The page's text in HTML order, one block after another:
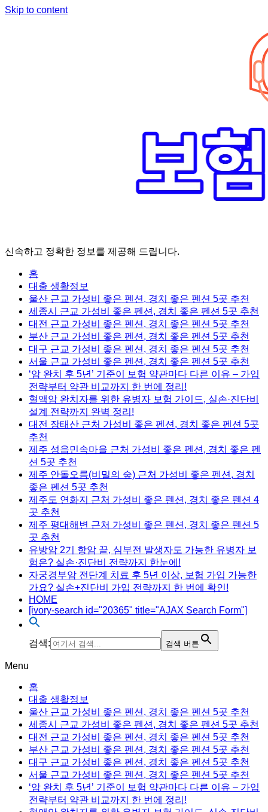
Skip to content
신속하고 정확한 정보를 제공해 드립니다.
홈
대출 생활정보
울산 근교 가성비 좋은 펜션, 경치 좋은 펜션 5곳 추천
세종시 근교 가성비 좋은 펜션, 경치 좋은 펜션 5곳 추천
대전 근교 가성비 좋은 펜션, 경치 좋은 펜션 5곳 추천
부산 근교 가성비 좋은 펜션, 경치 좋은 펜션 5곳 추천
대구 근교 가성비 좋은 펜션, 경치 좋은 펜션 5곳 추천
서울 근교 가성비 좋은 펜션, 경치 좋은 펜션 5곳 추천
‘암 완치 후 5년’ 기준이 보험 약관마다 다른 이유 – 가입
전략부터 약관 비교까지 한 번에 정리!
혈액암 완치자를 위한 유병자 보험 가이드, 실손·진단비
설계 전략까지 완벽 정리!
대전 장태산 근처 가성비 좋은 펜션, 경치 좋은 펜션 5곳
추천
제주 성읍민속마을 근처 가성비 좋은 펜션, 경치 좋은 펜
션 5곳 추천
제주 안돌오름(비밀의 숲) 근처 가성비 좋은 펜션, 경치
좋은 펜션 5곳 추천
제주도 연화지 근처 가성비 좋은 펜션, 경치 좋은 펜션 4
곳 추천
제주 평대해변 근처 가성비 좋은 펜션, 경치 좋은 펜션 5
곳 추천
유방암 2기 항암 끝, 심부전 발생자도 가능한 유병자 보
험은? 실손·진단비 전략까지 한눈에!
자궁경부암 전단계 치료 후 5년 이상, 보험 가입 가능한
가요? 실손+진단비 가입 전략까지 한 번에 확인!
HOME
[ivory-search id="20365" title="AJAX Search Form"]
검색: 검색 버튼
Menu
홈
대출 생활정보
울산 근교 가성비 좋은 펜션, 경치 좋은 펜션 5곳 추천
세종시 근교 가성비 좋은 펜션, 경치 좋은 펜션 5곳 추천
대전 근교 가성비 좋은 펜션, 경치 좋은 펜션 5곳 추천
부산 근교 가성비 좋은 펜션, 경치 좋은 펜션 5곳 추천
대구 근교 가성비 좋은 펜션, 경치 좋은 펜션 5곳 추천
서울 근교 가성비 좋은 펜션, 경치 좋은 펜션 5곳 추천
‘암 완치 후 5년’ 기준이 보험 약관마다 다른 이유 – 가입
전략부터 약관 비교까지 한 번에 정리!